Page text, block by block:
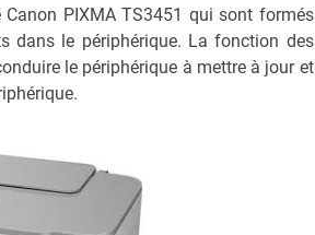
PIXMA TS3451 qui sont formés
dans le périphérique. La fonction des
le périphérique à mettre à jour et